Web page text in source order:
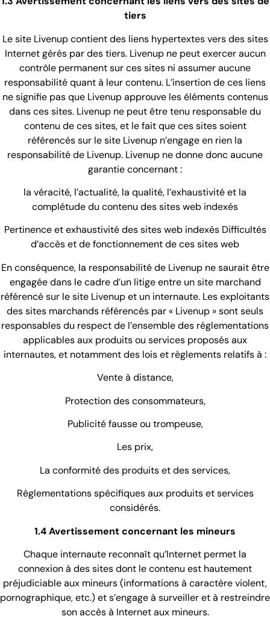
tiers
Le site Livenup contient des liens hypertextes vers des sites
Internet gérés par des tiers. Livenup ne peut exercer aucun
contrôle permanent sur ces sites ni assumer aucune
responsabilité quant à leur contenu. L’insertion de ces liens
ne signifie pas que Livenup approuve les éléments contenus
dans ces sites. Livenup ne peut être tenu responsable du
contenu de ces sites, et le fait que ces sites soient
référencés sur le site Livenup n’engage en rien la
responsabilité de Livenup. Livenup ne donne donc aucune
garantie concernant :
la véracité, l’actualité, la qualité, l’exhaustivité et la
complétude du contenu des sites web indexés
Pertinence et exhaustivité des sites web indexés Difficultés
d’accès et de fonctionnement de ces sites web
En conséquence, la responsabilité de Livenup ne saurait être
engagée dans le cadre d’un litige entre un site marchand
référencé sur le site Livenup et un internaute. Les exploitants
des sites marchands référencés par « Livenup » sont seuls
responsables du respect de l’ensemble des réglementations
applicables aux produits ou services proposés aux
internautes, et notamment des lois et règlements relatifs à :
Vente à distance,
Protection des consommateurs,
Publicité fausse ou trompeuse,
Les prix,
La conformité des produits et des services,
Réglementations spécifiques aux produits et services
considérés.
1.4 Avertissement concernant les mineurs
Chaque internaute reconnaît qu’Internet permet la
connexion à des sites dont le contenu est hautement
préjudiciable aux mineurs (informations à caractère violent,
pornographique, etc.) et s’engage à surveiller et à restreindre
son accès à Internet aux mineurs.